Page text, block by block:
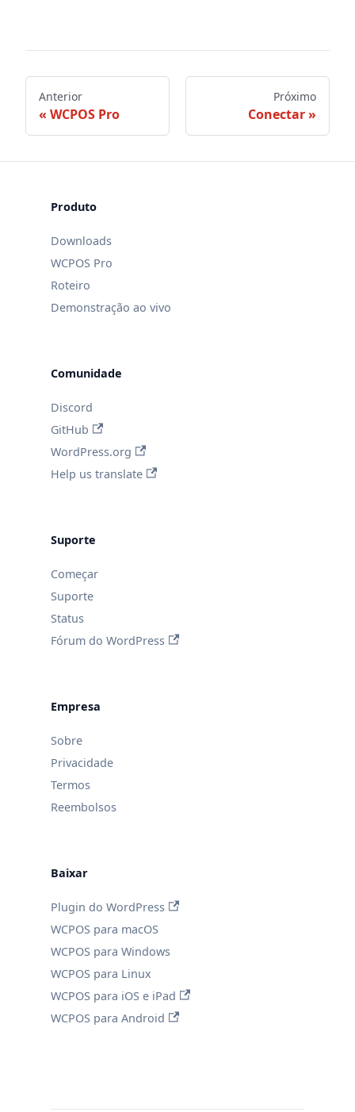
Anterior
WCPOS Pro
Próximo
Conectar
Produto
Downloads
WCPOS Pro
Roteiro
Demonstração ao vivo
Comunidade
Discord
GitHub
WordPress.org
Help us translate
Suporte
Começar
Suporte
Status
Fórum do WordPress
Empresa
Sobre
Privacidade
Termos
Reembolsos
Baixar
Plugin do WordPress
WCPOS para macOS
WCPOS para Windows
WCPOS para Linux
WCPOS para iOS e iPad
WCPOS para Android